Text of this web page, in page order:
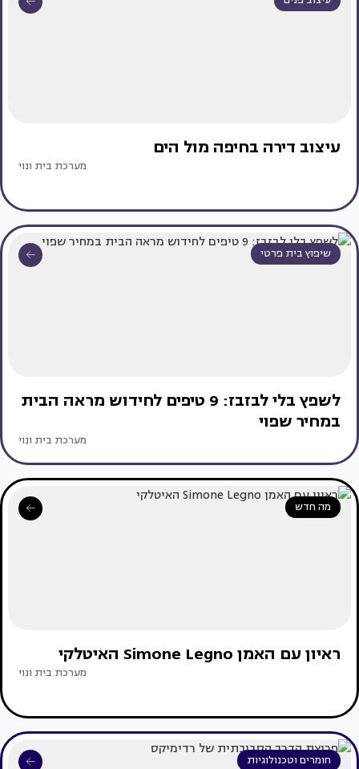
עיצוב דירה בחיפה מול הים
מערכת בית ונוי
שיפוץ בית פרטי
לשפץ בלי לבזבז: 9 טיפים לחידוש מראה הבית
במחיר שפוי
מערכת בית ונוי
מה חדש
ראיון עם האמן Simone Legno האיטלקי
מערכת בית ונוי
חומרים וטכנולוגיות